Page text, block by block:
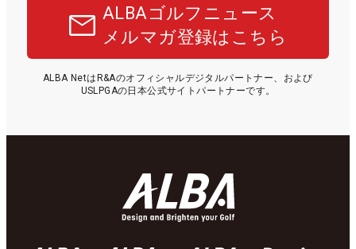
ALBAゴルフニュース
メルマガ登録はこちら
ALBA NetはR&Aのオフィシャルデジタルパートナー、および
USLPGAの日本公式サイトパートナーです。